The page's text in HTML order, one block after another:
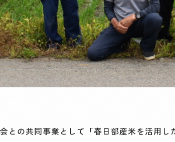
との共同事業として「春日部産米を活用